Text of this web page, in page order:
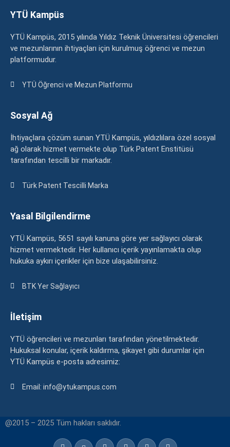
YTÜ Kampüs
YTÜ Kampüs, 2015 yılında Yıldız Teknik Üniversitesi öğrencileri
ve mezunlarının ihtiyaçları için kurulmuş öğrenci ve mezun
platformudur.
YTÜ Öğrenci ve Mezun Platformu
Sosyal Ağ
İhtiyaçlara çözüm sunan YTÜ Kampüs, yıldızlılara özel sosyal
ağ olarak hizmet vermekte olup Türk Patent Enstitüsü
tarafından tescilli bir markadır.
Türk Patent Tescilli Marka
Yasal Bilgilendirme
YTÜ Kampüs, 5651 sayılı kanuna göre yer sağlayıcı olarak
hizmet vermektedir. Her kullanıcı içerik yayınlamakta olup
hukuka aykırı içerikler için bize ulaşabilirsiniz.
BTK Yer Sağlayıcı
İletişim
YTÜ öğrencileri ve mezunları tarafından yönetilmektedir.
Hukuksal konular, içerik kaldırma, şikayet gibi durumlar için
YTÜ Kampüs e-posta adresimiz:
Email: info@ytukampus.com
@2015 – 2025 Tüm hakları saklıdır.